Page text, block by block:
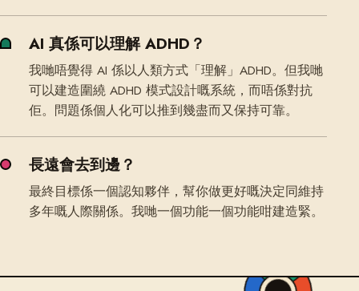
AI 真係可以理解 ADHD？
我哋唔覺得 AI 係以人類方式「理解」ADHD。但我哋
可以建造圍繞 ADHD 模式設計嘅系統，而唔係對抗
佢。問題係個人化可以推到幾盡而又保持可靠。
長遠會去到邊？
最終目標係一個認知夥伴，幫你做更好嘅決定同維持
多年嘅人際關係。我哋一個功能一個功能咁建造緊。